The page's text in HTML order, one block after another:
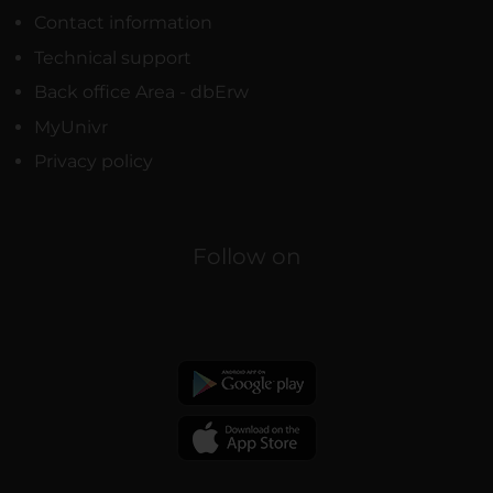
Contact information
Technical support
Back office Area - dbErw
MyUnivr
Privacy policy
Follow on